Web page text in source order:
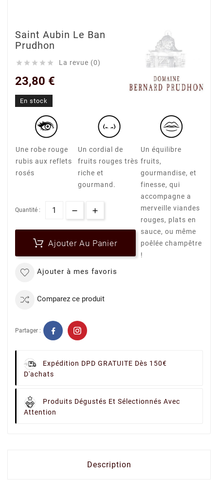
Saint Aubin Le Ban
Prudhon
     La revue (0)
23,80 €
En stock
Une robe rouge
rubis aux reflets
rosés
Un cordial de
fruits rouges très
riche et
gourmand.
Un équilibre
fruits,
gourmandise, et
finesse, qui
accompagne a
merveille viandes
rouges, plats en
sauce, ou même
poêlée champêtre
!
Quantité :
Ajouter Au Panier
Ajouter à mes favoris
Comparez ce produit
Partager :
Expédition DPD GRATUITE Dès 150€
D'achats
Produits Dégustés Et Sélectionnés Avec
Attention
Description